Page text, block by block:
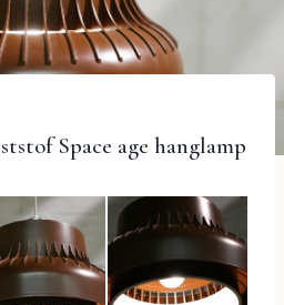
Space age hanglamp